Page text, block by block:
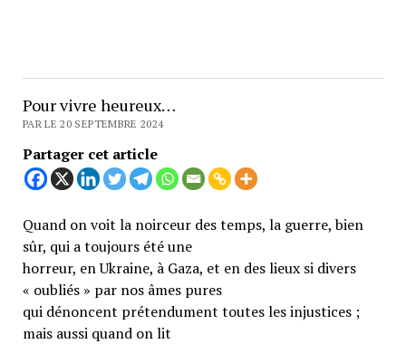
Pour vivre heureux…
PAR LE 20 SEPTEMBRE 2024
Partager cet article
Quand on voit la noirceur des temps, la guerre, bien
sûr, qui a toujours été une
horreur, en Ukraine, à Gaza, et en des lieux si divers
« oubliés » par nos âmes pures
qui dénoncent prétendument toutes les injustices ;
mais aussi quand on lit